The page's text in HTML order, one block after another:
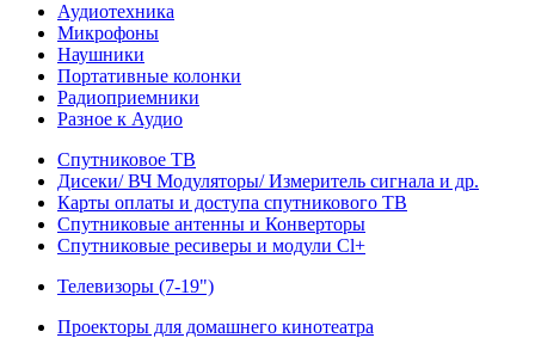
Аудиотехника
Микрофоны
Наушники
Портативные колонки
Радиоприемники
Разное к Аудио
Спутниковое ТВ
Дисеки/ ВЧ Модуляторы/ Измеритель сигнала и др.
Карты оплаты и доступа спутникового ТВ
Спутниковые антенны и Конверторы
Спутниковые ресиверы и модули Cl+
Телевизоры (7-19")
Проекторы для домашнего кинотеатра